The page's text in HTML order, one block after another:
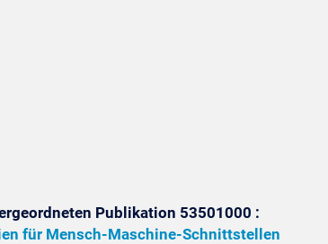
Publikation 53501000 :
für Mensch-Maschine-Schnittstellen